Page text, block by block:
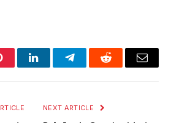
LinkedInTelegramReddit Email
NEXT ARTICLE